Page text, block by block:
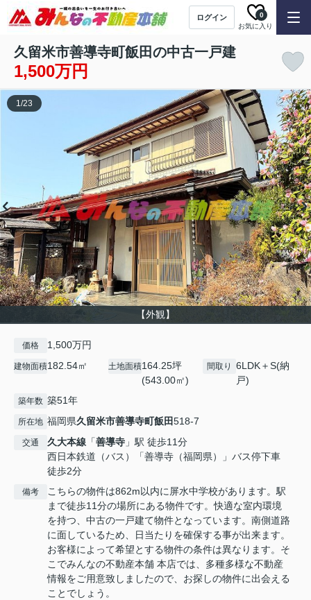
ログイン
お気に入り
0
久留米市善導寺町飯田の中古一戸建
1,500万円
【外観】
1/23
価格 1,500万円
建物面積182.54㎡ 土地面積164.25坪
(543.00㎡)
間取り
6LDK＋S(納
戸)
築年数 築51年
所在地 福岡県久留米市善導寺町飯田518-7
交通 久大本線 「善導寺 」駅 徒歩11分
西日本鉄道（バス）「善導寺（福岡県）」バス停下車
徒歩2分
備考
こちらの物件は862m以内に屏水中学校があります。駅
まで徒歩11分の場所にある物件です。快適な室内環境
を持つ、中古の一戸建て物件となっています。南側道路
に面しているため、日当たりを確保する事が出来ます。
お客様によって希望とする物件の条件は異なります。そ
こでみんなの不動産本舗 本店では、多種多様な不動産
情報をご用意致しましたので、お探しの物件に出会える
ことでしょう。